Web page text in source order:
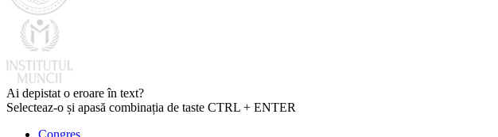
Ai depistat o eroare în text?
Selecteaz-o și apasă combinația de taste CTRL + ENTER
Congres